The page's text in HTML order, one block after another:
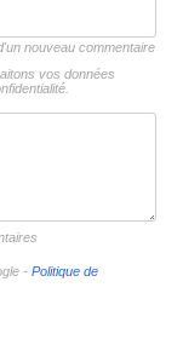
nouveau commentaire
vos données
- Politique de